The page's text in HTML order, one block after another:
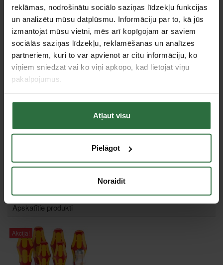
reklāmas, nodrošinātu sociālo saziņas līdzekļu funkcijas
un analizētu mūsu datplūsmu. Informāciju par to, kā jūs
izmantojat mūsu vietni, mēs arī kopīgojam ar saviem
sociālās saziņas līdzekļu, reklamēšanas un analīzes
partneriem, kuri to var apvienot ar citu informāciju, ko
viņiem sniedzat vai ko viņi apkopo, kad lietojat viņu
pakalpojumus.
Atļaut visu
Pielāgot
Noraidīt
Atbilst standartam IEC 60900:2004.
Ar lāzeru izveidoti iegriezumi.
Stipri saspiestas formas.
Komplektācija:
2 x plusa skrūvgrieži PH1x80, PH2x100 mm
1 x mīnusa sprieguma indikators 0,5x3x70 mm
Tie, kas apskatīja šo preci, tāpat interesējās par...
Apskatītie produkti
Akcija!